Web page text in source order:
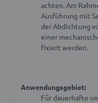
achten.Am
Ausführung mit
der Abdichtung
einer
fixiert werden.
Anwendungsgebiet:
Für dauerhafte